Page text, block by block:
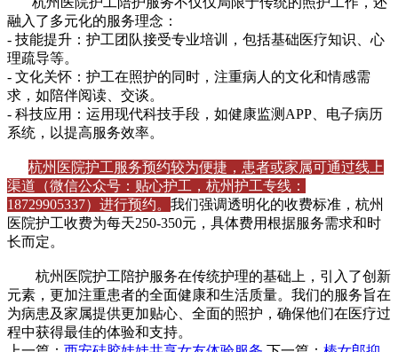
融入了多元化的服务理念：
- 技能提升：护工团队接受专业培训，包括基础医疗知识、心
理疏导等。
- 文化关怀：护工在照护的同时，注重病人的文化和情感需
求，如陪伴阅读、交谈。
- 科技应用：运用现代科技手段，如健康监测APP、电子病历
系统，以提高服务效率。
杭州医院护工服务预约较为便捷，患者或家属可通过线上
渠道（微信公众号：贴心护工，杭州护工专线：
18729905337）进行预约。 我们强调透明化的收费标准，杭州
医院护工收费为每天250-350元，具体费用根据服务需求和时
长而定。
杭州医院护工陪护服务在传统护理的基础上，引入了创新
元素，更加注重患者的全面健康和生活质量。我们的服务旨在
为病患及家属提供更加贴心、全面的照护，确保他们在医疗过
程中获得最佳的体验和支持。